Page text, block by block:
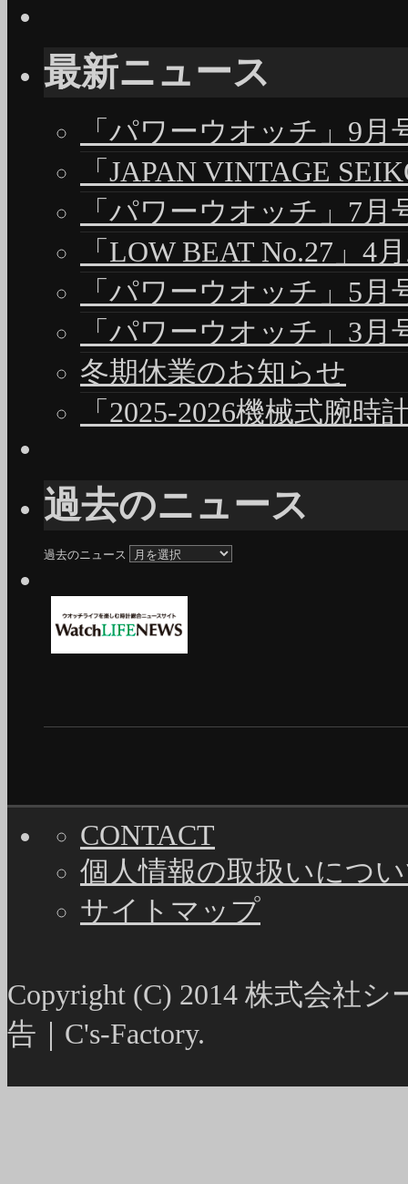
最新ニュース
「パワーウオッチ」9月
「JAPAN VINTAGE
「パワーウオッチ」7月
「LOW BEAT No.27」4
「パワーウオッチ」5月
「パワーウオッチ」3月
冬期休業のお知らせ
「2025-2026機械式腕時
過去のニュース
過去のニュース
CONTACT
個人情報の取扱いにつ
サイトマップ
Copyright (C) 2014 株式会社
告｜C's-Factory.